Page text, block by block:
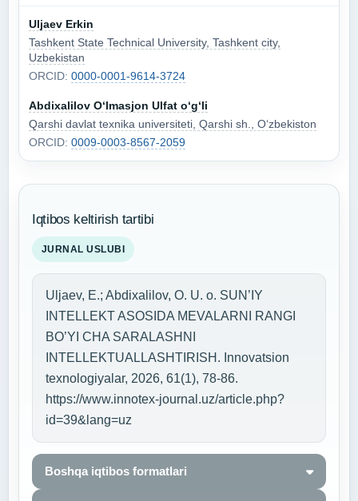
Uljaev Erkin
Tashkent State Technical University, Tashkent city,
Uzbekistan
ORCID: 0000-0001-9614-3724
Abdixalilov O‘lmasjon Ulfat o‘g‘li
Qarshi davlat texnika universiteti, Qarshi sh., O‘zbekiston
ORCID: 0009-0003-8567-2059
Iqtibos keltirish tartibi
JURNAL USLUBI
Uljaev, E.; Abdixalilov, O. U. o. SUN’IY
INTELLEKT ASOSIDA MEVALARNI RANGI
BO’YI CHA SARALASHNI
INTELLEKTUALLASHTIRISH. Innovatsion
texnologiyalar, 2026, 61(1), 78-86.
https://www.innotex-journal.uz/article.php?
id=39&lang=uz
Boshqa iqtibos formatlari